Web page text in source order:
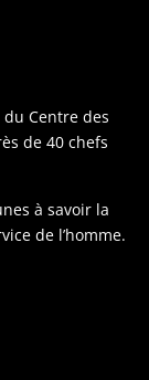
du Centre des
de 40 chefs
à savoir la
de l’homme.